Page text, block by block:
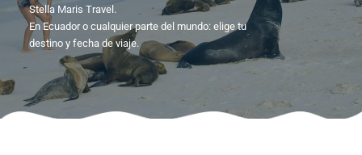
Stella Maris Travel.
En Ecuador o cualquier parte del mundo: elige tu
destino y fecha de viaje.